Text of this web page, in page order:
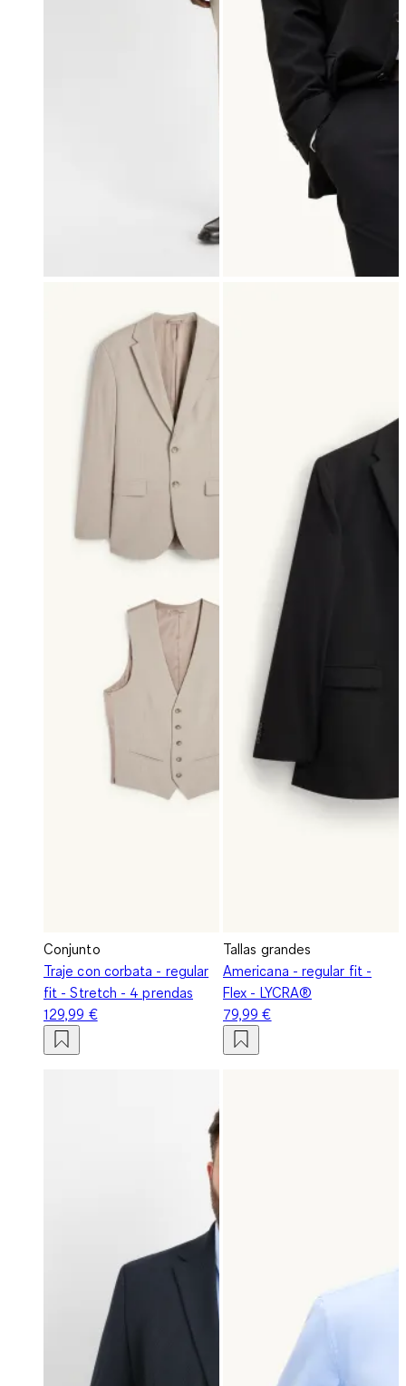
Conjunto
Traje con corbata - regular
fit - Stretch - 4 prendas
129,99 €
Tallas grandes
Americana - regular fit -
Flex - LYCRA®
79,99 €